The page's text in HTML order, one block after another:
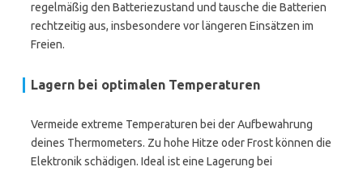
regelmäßig den Batteriezustand und tausche die Batterien
rechtzeitig aus, insbesondere vor längeren Einsätzen im
Freien.
Lagern bei optimalen Temperaturen
Vermeide extreme Temperaturen bei der Aufbewahrung
deines Thermometers. Zu hohe Hitze oder Frost können die
Elektronik schädigen. Ideal ist eine Lagerung bei